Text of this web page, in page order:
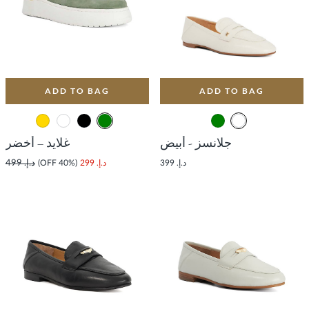
ADD TO BAG
جلانسز - أبيض
د.إ. 399
ADD TO BAG
غلايد – أخضر
د.إ. 299 (40% OFF) د.إ. 499